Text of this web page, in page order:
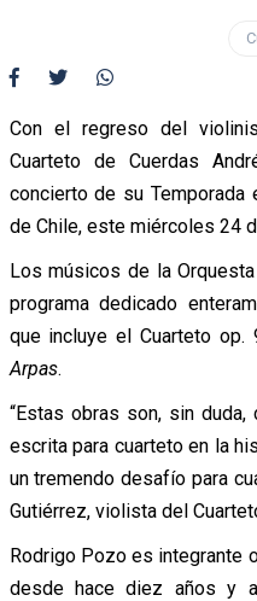
Con el regreso del
Cuarteto de Cuerdas
concierto de su Temporada
de Chile, este miércoles 24
Los músicos de la
programa dedicado
que incluye el Cuarteto op.
Arpas.
“Estas obras son, sin
escrita para cuarteto en la
un tremendo desafío para
Gutiérrez, violista del
Rodrigo Pozo es integrante
desde hace diez años y